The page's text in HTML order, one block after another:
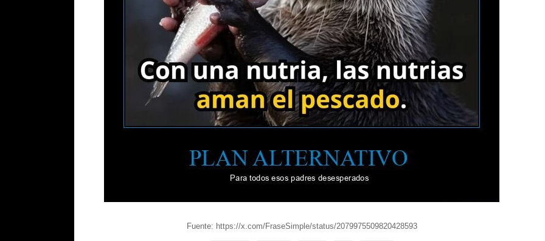
Fuente: https://x.com/FraseSimple/status/2079975509820428593